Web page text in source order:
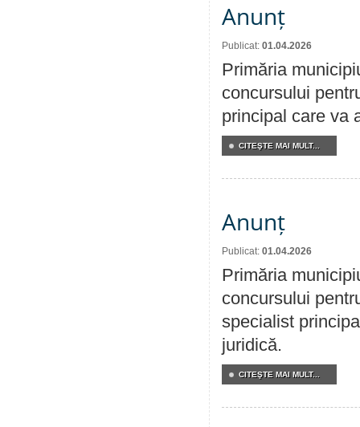
Anunț
Publicat: 01.04.2026
Primăria
concursului
principal care va
CITEŞTE MAI MULT...
Anunț
Publicat: 01.04.2026
Primăria
concursului
specialist
juridică.
CITEŞTE MAI MULT...